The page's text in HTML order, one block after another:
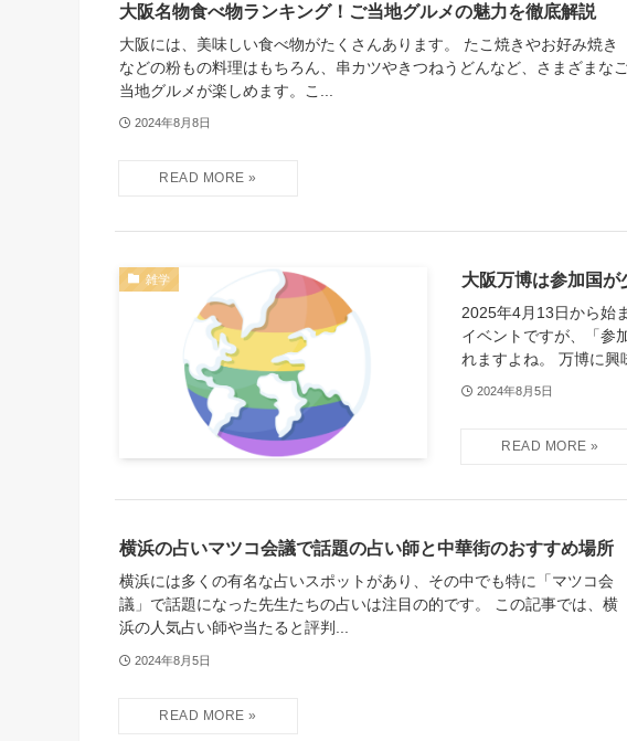
大阪名物食べ物ランキング！ご当地グルメの魅力を徹底解説
大阪には、美味しい食べ物がたくさんあります。 たこ焼きやお好み焼き
などの粉もの料理はもちろん、串カツやきつねうどんなど、さまざまな
当地グルメが楽しめます。こ...
2024年8月8日
雑学 大阪万博は参加国
2025年4月13日から始
イベントですが、「参
れますよね。 万博に興
2024年8月5日
横浜の占いマツコ会議で話題の占い師と中華街のおすすめ場所
横浜には多くの有名な占いスポットがあり、その中でも特に「マツコ会
議」で話題になった先生たちの占いは注目の的です。 この記事では、横
浜の人気占い師や当たると評判...
2024年8月5日